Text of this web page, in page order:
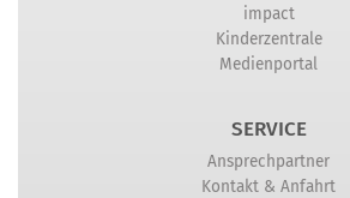
impact
Kinderzentrale
Medienportal
SERVICE
Ansprechpartner
Kontakt & Anfahrt